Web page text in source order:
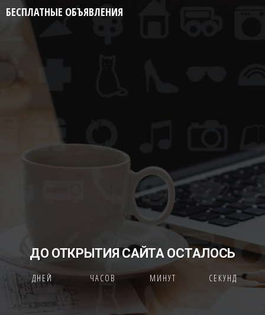
БЕСПЛАТНЫЕ ОБЪЯВЛЕНИЯ
ДО ОТКРЫТИЯ САЙТА ОСТАЛОСЬ
ДНЕЙ ЧАСОВ МИНУТ СЕКУНД